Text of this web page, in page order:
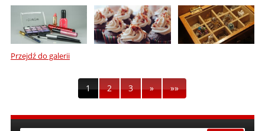
Przejdź do galerii
1 2 3 » »»